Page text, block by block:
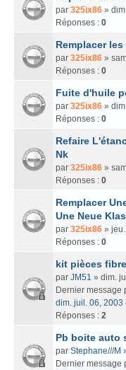
par 325ix86 »
Réponses : 0
Remplacer
par 325ix86 »
Réponses : 0
Fuite d'huile
par 325ix86 »
Réponses : 0
Refaire
Nk
par 325ix86 »
Réponses : 0
Remplacer
Une Neue
par 325ix86 »
Réponses : 0
kit pièces
par JM51 » dim.
Dernier message
dim. juil. 06, 2003
Réponses : 2
Pb boite auto
par Stephane///M
Dernier message